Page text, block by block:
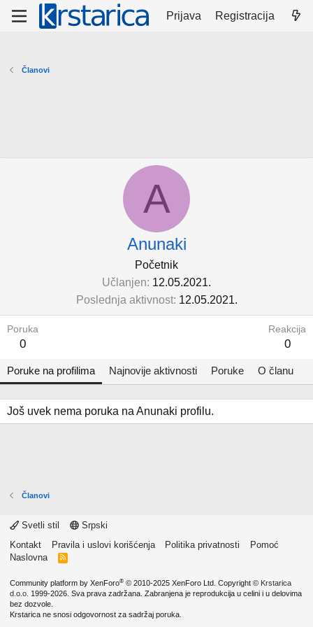
Prijava Registracija
Članovi
A
Anunaki
Početnik
Učlanjen 12.05.2021.
Poslednja aktivnost 12.05.2021.
Poruka
0
Reakcija
0
Poruke na profilima Najnovije aktivnosti Poruke O članu
Još uvek nema poruka na Anunaki profilu.
Članovi
Svetli stil
Srpski
Kontakt
Pravila i uslovi korišćenja Politika privatnosti
Pomoć
Naslovna
R
Community platform by XenForo® © 2010-2025 XenForo Ltd. Copyright © Krstarica
d.o.o. 1999-2026. Sva prava zadržana. Zabranjena je reprodukcija u celini i u delovima
bez dozvole.
Krstarica ne snosi odgovornost za sadržaj poruka.